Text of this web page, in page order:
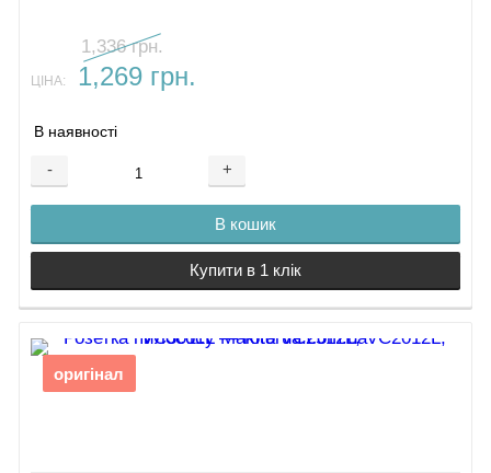
1,336 грн.
ЦІНА: 1,269 грн.
В наявності
- +
В кошик
Купити в 1 клік
оригінал